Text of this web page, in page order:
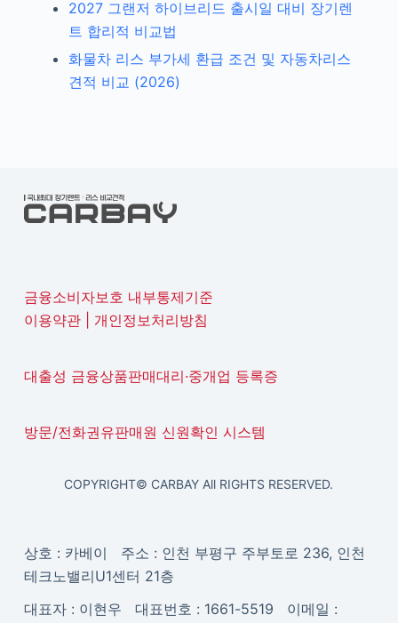
2027 그랜저 하이브리드 출시일 대비 장기렌
트 합리적 비교법
화물차 리스 부가세 환급 조건 및 자동차리스
견적 비교 (2026)
금융소비자보호 내부통제기준
이용약관| 개인정보처리방침
대출성 금융상품판매대리·중개업 등록증
방문/전화권유판매원 신원확인 시스템
COPYRIGHT© CARBAY All RIGHTS RESERVED.
상호 : 카베이 주소 : 인천 부평구 주부토로 236, 인천
테크노밸리U1센터 21층
대표자 : 이현우 대표번호 : 1661-5519 이메일 :